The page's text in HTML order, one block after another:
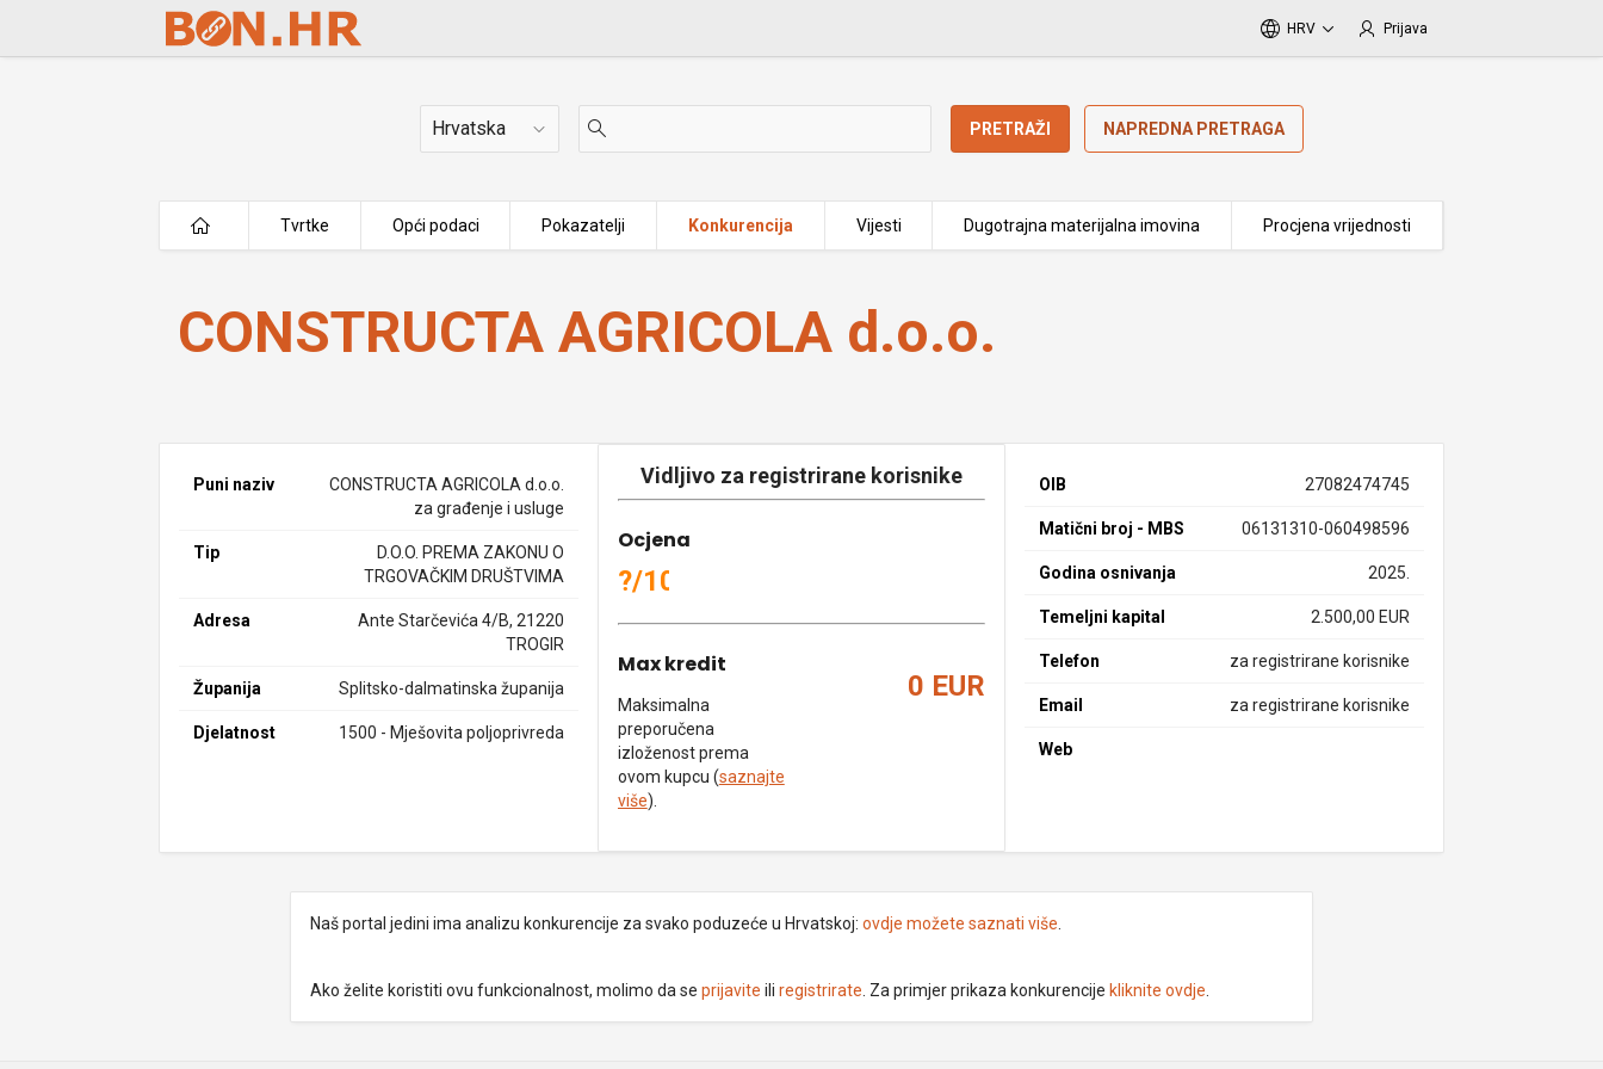
Skip to Main Content
HRV Prijava
Država PRETRAŽI NAPREDNA PRETRAGA
Tvrtke Opći podaci Pokazatelji Konkurencija Vijesti Dugotrajna materijalna imovina Procjena vrijednosti
CONSTRUCTA AGRICOLA d.o.o.
CONSTRUCTA AGRICOLA d.o.o.
Puni naziv
CONSTRUCTA AGRICOLA d.o.o.
za građenje i usluge
Tip
D.O.O. PREMA ZAKONU O
TRGOVAČKIM DRUŠTVIMA
Adresa
Ante Starčevića 4/B, 21220
TROGIR
Županija Splitsko-dalmatinska županija
Djelatnost 1500 - Mješovita poljoprivreda
Vidljivo za registrirane korisnike
Ocjena
?/10
Max kredit
Maksimalna
preporučena
izloženost prema
ovom kupcu (saznajte
više).
0 EUR
OIB 27082474745
Matični broj - MBS 06131310-060498596
Godina osnivanja 2025.
Temeljni kapital 2.500,00 EUR
Telefon za registrirane korisnike
Email za registrirane korisnike
Web
Naš portal jedini ima analizu konkurencije za svako poduzeće u Hrvatskoj: ovdje možete saznati više
Ako želite koristiti ovu funkcionalnost, molimo da se prijavite ili registrirate . Za primjer prikaza konkurencije kliknite ovdje